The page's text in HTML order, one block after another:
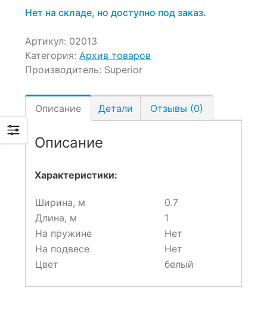
Нет на складе, но доступно под заказ.
Артикул: 02013
Категория: Архив товаров
Производитель: Superior
Описание Детали Отзывы (0)
Описание
Характеристики:
Ширина, м
0.7
Длина, м
1
На пружине
Нет
На подвесе
Нет
Цвет
белый